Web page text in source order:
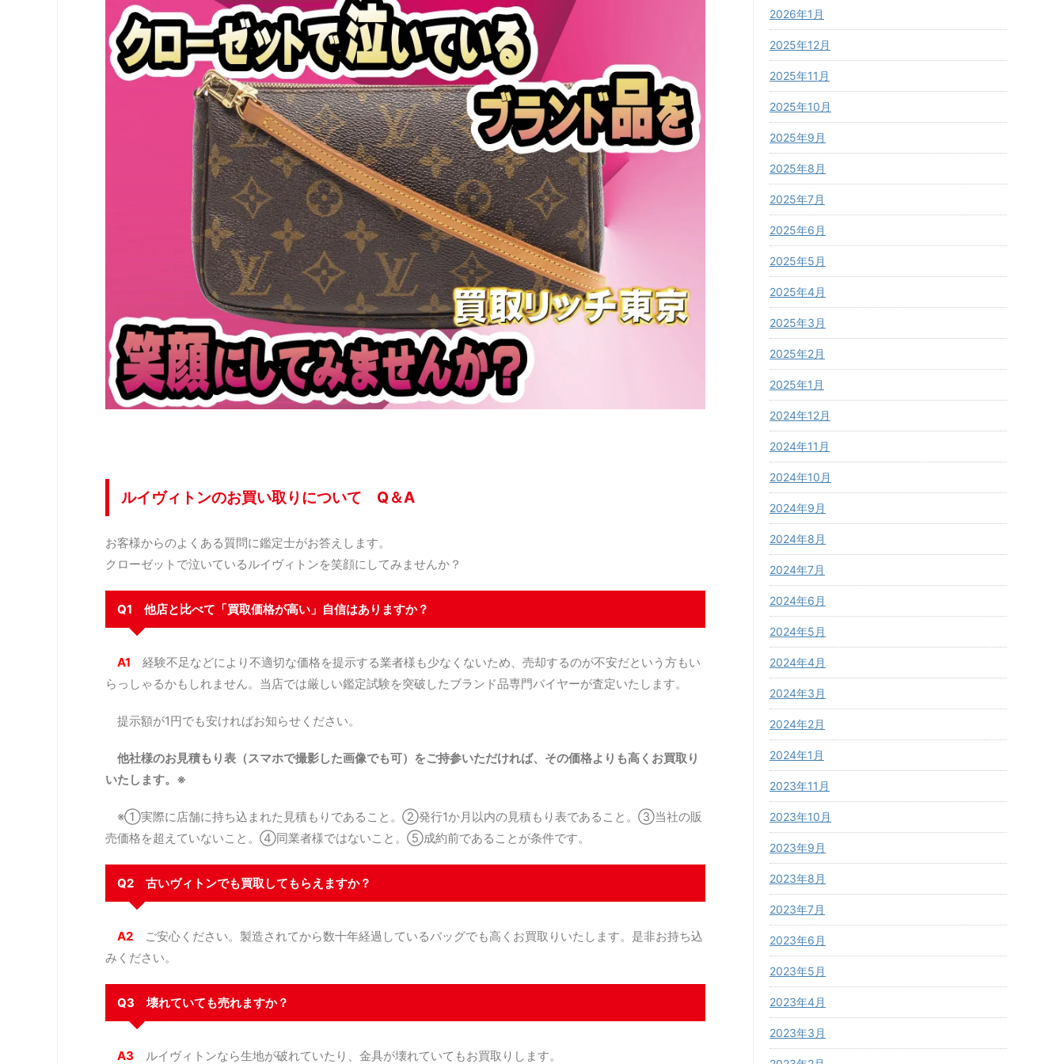
ルイヴィトンのお買い取りについて Q＆A
お客様からのよくある質問に鑑定士がお答えします。
クローゼットで泣いているルイヴィトンを笑顔にしてみませんか？
Q1 他店と比べて「買取価格が高い」自信はありますか？
A1 経験不足などにより不適切な価格を提示する業者様も少なくないため、売却するのが不安だという方もい
らっしゃるかもしれません。当店では厳しい鑑定試験を突破したブランド品専門バイヤーが査定いたします。
提示額が1円でも安ければお知らせください。
他社様のお見積もり表（スマホで撮影した画像でも可）をご持参いただければ、その価格よりも高くお買取り
いたします。※
※①実際に店舗に持ち込まれた見積もりであること。②発行1か月以内の見積もり表であること。③当社の販
売価格を超えていないこと。④同業者様ではないこと。⑤成約前であることが条件です。
Q2 古いヴィトンでも買取してもらえますか？
A2 ご安心ください。製造されてから数十年経過しているバッグでも高くお買取りいたします。是非お持ち込
みください。
Q3 壊れていても売れますか？
A3 ルイヴィトンなら生地が破れていたり、金具が壊れていてもお買取りします。
2026年1月
2025年12月
2025年11月
2025年10月
2025年9月
2025年8月
2025年7月
2025年6月
2025年5月
2025年4月
2025年3月
2025年2月
2025年1月
2024年12月
2024年11月
2024年10月
2024年9月
2024年8月
2024年7月
2024年6月
2024年5月
2024年4月
2024年3月
2024年2月
2024年1月
2023年11月
2023年10月
2023年9月
2023年8月
2023年7月
2023年6月
2023年5月
2023年4月
2023年3月